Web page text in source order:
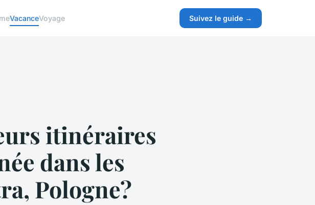
VacanceVoyage Suivez le guide →
itinéraires
dans les
Pologne?